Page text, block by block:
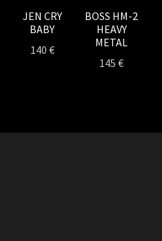
JEN CRY
BABY
140 €
BOSS HM-2
HEAVY
METAL
145€